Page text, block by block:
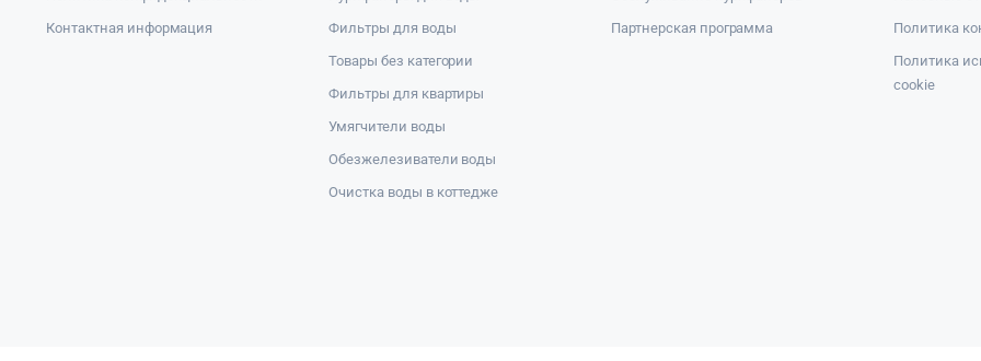
Контактная информация
Фильтры для воды
Товары без категории
Фильтры для квартиры
Умягчители воды
Обезжелезиватели воды
Очистка воды в коттедже
Партнерская программа
Политика
Политика
cookie